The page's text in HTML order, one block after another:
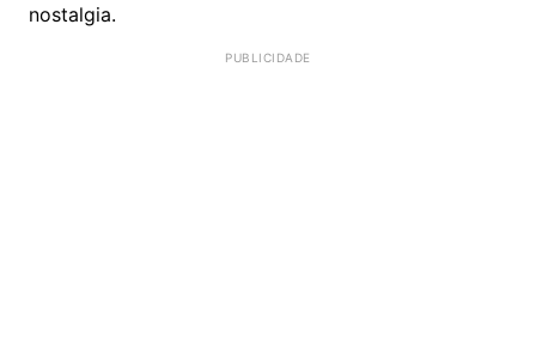
nostalgia.